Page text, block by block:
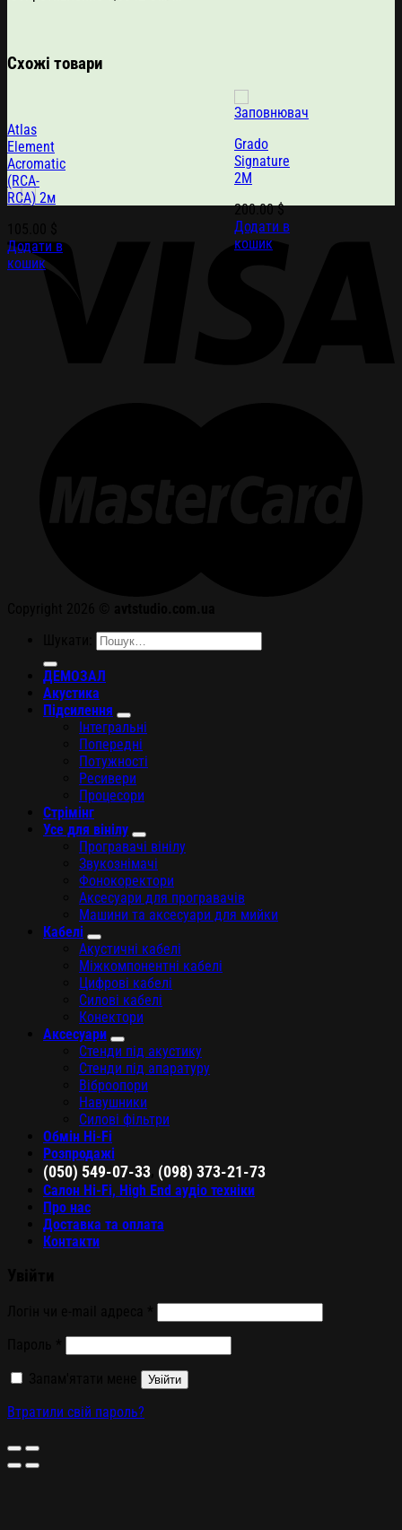
Схожі товари
Atlas
Element
Acromatic
(RCA-
RCA) 2м
Додати в
кошик
Grado
Signature
2M
200.00$
Додати в
кошик
ДЕМОЗАЛ
Акустика
Підсилення
Інтегральні
Попередні
Потужності
Ресивери
Процесори
Стрімінг
Усе для вінілу
Програвачі вінілу
Звукознімачі
Фонокоректори
Аксесуари для програвачів
Машини та аксесуари для мийки
Кабелі
Акустичні кабелі
Міжкомпонентні кабелі
Цифрові кабелі
Силові кабелі
Конектори
Аксесуари
Стенди під акустику
Стенди під апаратуру
Віброопори
Навушники
Силові фільтри
Обмін Hi-Fi
Розпродажі
(050) 549-07-33 (098) 373-21-73
Салон Hi-Fi, High End аудіо техніки
Про нас
Доставка та оплата
Контакти
Увійти
Втратили свій пароль?